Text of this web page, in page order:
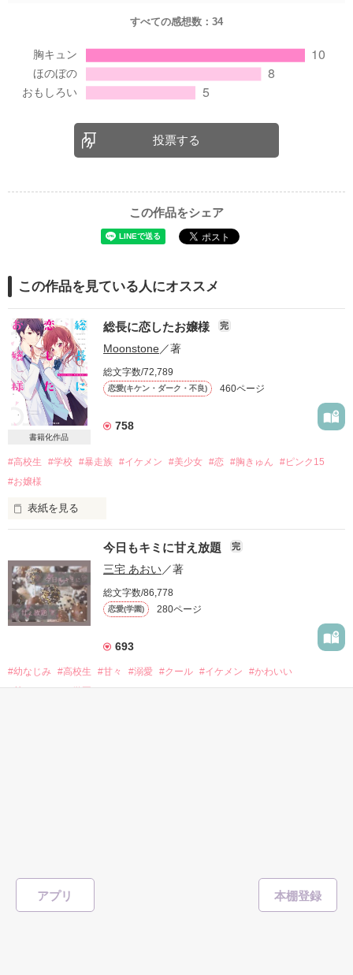
アプリ
すべての感想数： 34
投票する
この作品をシェア
この作品を見ている人にオススメ
書籍化作品
総長に恋したお嬢様 完
Moonstone／著
総文字数/72,789
恋愛(キケン・ダーク・不良) 460ページ
758
#高校生 #学校 #暴走族 #イケメン #美少女 #恋 #胸きゅん
#ピンク15
#お嬢様
表紙を見る
なんと暴走族！！
                  大金持ちのお嬢様
              聖堂玲(しょうどうれい)
                               ×
             碓氷憐斗(うすいれんと)
今日もキミに甘え放題 完
三宅 あおい／著
総文字数/86,778
恋愛(学園) 280ページ
693
#幼なじみ #高校生 #甘々 #溺愛 #クール #イケメン
#かわいい
「ねぇ悠くん、ギュッてして？」
#幼なじみ #クール #初恋 #ピュア恋
#じれ恋
#野いちご大賞